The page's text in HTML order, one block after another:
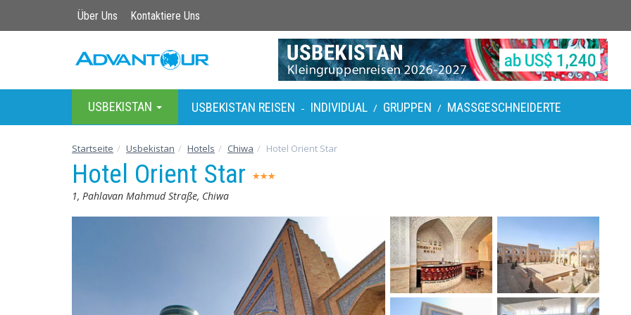
Über Uns Kontaktiere Uns
USBEKISTAN USBEKISTAN REISEN - INDIVIDUAL / GRUPPEN / MASSGESCHNEIDERTE
Startseite Usbekistan Hotels Chiwa Hotel Orient Star
Hotel Orient Star
1, Pahlavan Mahmud Straße, Chiwa